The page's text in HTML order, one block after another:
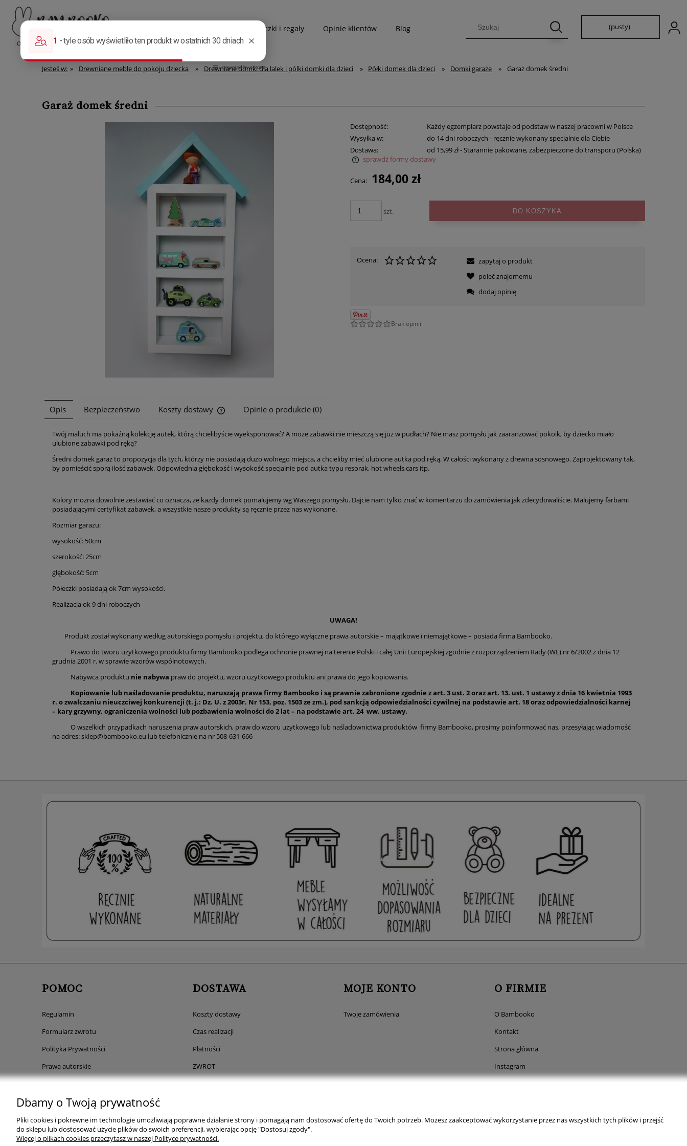
Biblioteczki i regały Opinie klientów Blog (pusty)
Jesteś w: » Drewniane meble do pokoju dziecka » Drewniane domki dla lalek i pólki domki dla dzieci » Półki domek dla dzieci » Domki garaże » Garaż domek średni
Garaż domek średni
Dostępność:
Każdy egzemplarz powstaje od podstaw w naszej pracowni w Polsce
Wysyłka w:
do 14 dni roboczych - ręcznie wykonany specjalnie dla Ciebie
Dostawa:
od 15,99 zł- Starannie pakowane, zabezpieczone do transporu(Polska)
Cena nie zawiera ewentualnych kosztów
płatności
sprawdź formy dostawy
Cena: 184,00 zł
szt. DO KOSZYKA
Ocena:
zapytaj o produkt
poleć znajomemu
dodaj opinię
Opis Bezpieczeństwo Koszty dostawy
Cena nie zawiera ewentualnych kosztów
Opinie o produkcie (0)
Twój maluch ma pokaźną kolekcję autek, którą chcielibyście wyeksponować? A może zabawki nie mieszczą się już w pudłach? Nie masz pomysłu jak zaaranżować pokoik, by dziecko miało
ulubione zabawki pod ręką?
Średni domek garaż to propozycja dla tych, którzy nie posiadają dużo wolnego miejsca, a chcieliby mieć ulubione autka pod ręką. W całości wykonany z drewna sosnowego. Zaprojektowany tak,
by pomieścić sporą ilość zabawek. Odpowiednia głębokość i wysokość specjalnie pod autka typu resorak, hot wheels,cars itp.
Kolory można dowolnie zestawiać co oznacza, że każdy domek pomalujemy wg Waszego pomysłu. Dajcie nam tylko znać w komentarzu do zamówienia jak zdecydowaliście. Malujemy farbami
posiadającymi certyfikat zabawek, a wszystkie nasze produkty są ręcznie przez nas wykonane.
Rozmiar garażu:
wysokość: 50cm
szerokość: 25cm
głębokość: 5cm
Półeczki posiadają ok 7cm wysokości.
Realizacja ok 9 dni roboczych
UWAGA!
Produkt został wykonany według autorskiego pomysłu i projektu, do którego wyłączne prawa autorskie – majątkowe i niemajątkowe – posiada firma Bambooko.
Prawo do tworu użytkowego produktu firmy Bambooko podlega ochronie prawnej na terenie Polski i całej Unii Europejskiej zgodnie z rozporządzeniem Rady (WE) nr 6/2002 z dnia 12
grudnia 2001 r. w sprawie wzorów wspólnotowych.
Nabywca produktu nie nabywa praw do projektu, wzoru użytkowego produktu ani prawa do jego kopiowania.
Kopiowanie lub naśladowanie produktu, naruszają prawa firmy Bambooko i są prawnie zabronione zgodnie z art. 3 ust. 2 oraz art. 13. ust. 1 ustawy z dnia 16 kwietnia 1993
r. o zwalczaniu nieuczciwej konkurencji (t. j.: Dz. U. z 2003r. Nr 153, poz. 1503 ze zm.), pod sankcją odpowiedzialności cywilnej na podstawie art. 18 oraz odpowiedzialności karnej
– kary grzywny, ograniczenia wolności lub pozbawienia wolności do 2 lat – na podstawie art. 24 ww. ustawy.
O wszelkich przypadkach naruszenia praw autorskich, praw do wzoru użytkowego lub naśladownictwa produktów firmy Bambooko, prosimy poinformować nas, przesyłając wiadomość
na adres: sklep@bambooko.eu lub telefonicznie na nr 508-631-666
POMOC
Regulamin
Formularz zwrotu
Polityka Prywatności
Prawa autorskie
Rabaty
Comfino- płatności ratalne
FAQ
DOSTAWA
Koszty dostawy
Czas realizacji
Płatności
ZWROT
MOJE KONTO
Twoje zamówienia
O FIRMIE
O Bambooko
Kontakt
Strona główna
Instagram
TikTok
Dbamy o Twoją prywatność
Pliki cookies i pokrewne im technologie umożliwiają poprawne działanie strony i pomagają nam dostosować ofertę do Twoich potrzeb. Możesz zaakceptować wykorzystanie przez nas wszystkich tych plików i przejść
do sklepu lub dostosować użycie plików do swoich preferencji, wybierając opcję "Dostosuj zgody".
Więcej o plikach cookies przeczytasz w naszej Polityce prywatności.